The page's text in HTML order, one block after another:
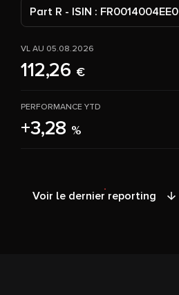
Part R - ISIN : FR0014004EE0
VL AU 05.08.2026
112,26 €
PERFORMANCE YTD
+3,28 %
Voir le dernier reporting